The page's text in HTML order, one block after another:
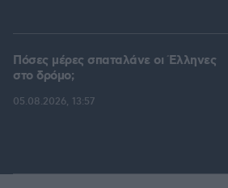
Πόσες μέρες σπαταλάνε οι Έλληνες
στο δρόμο;
05.08.2026, 13:57